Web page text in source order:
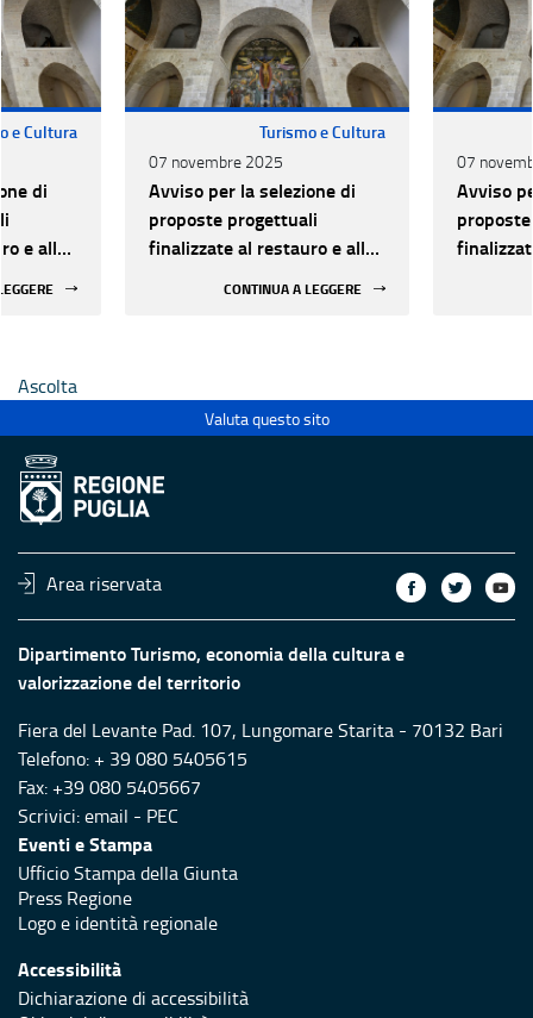
e Cultura
di
e alla
Turismo e Cultura
07 novembre 2025
Avviso per la selezione di
proposte progettuali
finalizzate al restauro e alla
CONTINUA A LEGGERE
07
Avviso
Ascolta
Valuta questo sito
Area riservata
Dipartimento Turismo, economia della cultura e
valorizzazione del territorio
Fiera del Levante Pad. 107, Lungomare Starita - 70132 Bari
Telefono: + 39 080 5405615
Fax: +39 080 5405667
Scrivici:email - PEC
Eventi e Stampa
Ufficio Stampa della Giunta
Press Regione
Logo e identità regionale
Accessibilità
Dichiarazione di accessibilità